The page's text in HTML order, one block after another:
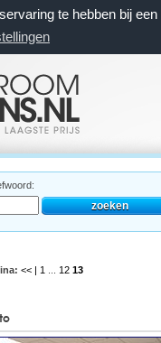
te hebben bij
<< | 1 12 13